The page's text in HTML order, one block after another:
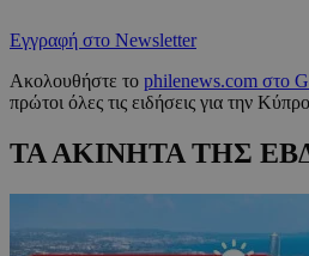
Εγγραφή στο Newsletter
Ακολουθήστε το philenews.com στο
πρώτοι όλες τις ειδήσεις για την
ΤΑ ΑΚΙΝΗΤΑ ΤΗΣ